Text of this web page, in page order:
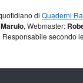
di Quaderni
, Webmaster:
secondo